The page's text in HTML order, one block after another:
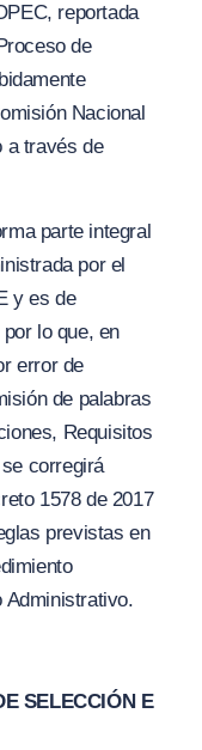
reportada
de
Nacional
a través de
parte integral
por el
y es de
lo que, en
error de
de palabras
Requisitos
corregirá
1578 de 2017
previstas en
Administrativo.
SELECCIÓN E